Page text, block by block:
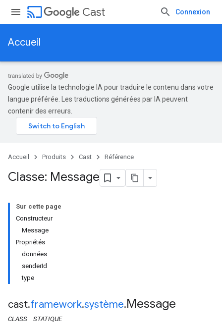
cast Cast Connexion
Accueil
Google utilise la technologie IA pour traduire le contenu dans votre
langue préférée. Les traductions générées par IA peuvent
contenir des erreurs.
Accueil Produits Cast Référence
Classe: Message
Sur cette page
Constructeur
Message
Propriétés
données
senderId
type
cast.framework.système.Message
CLASS STATIQUE